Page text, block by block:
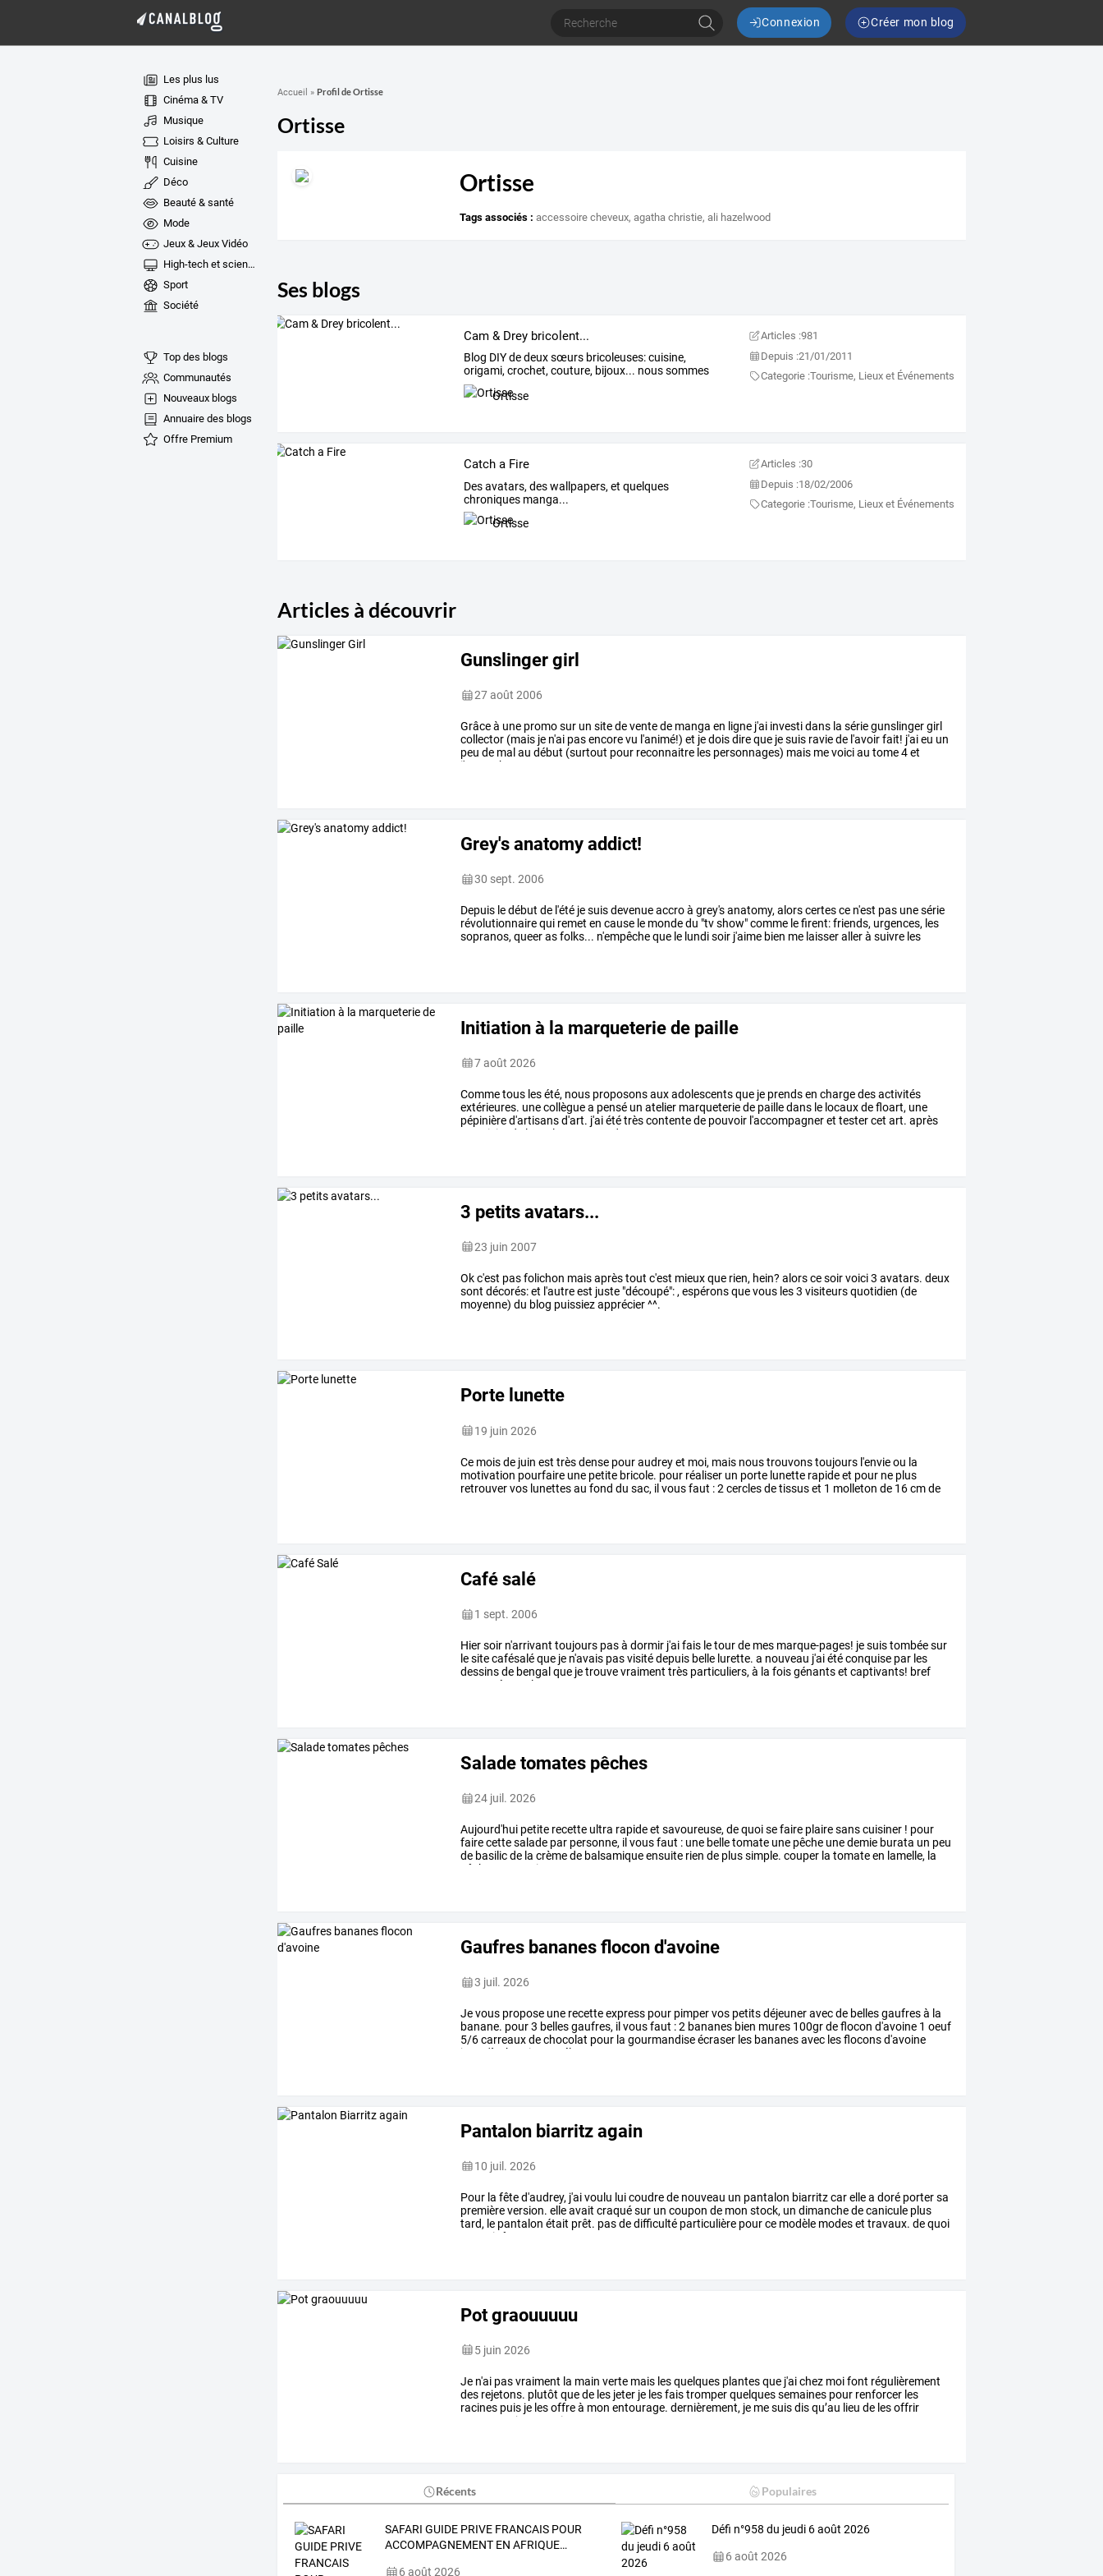
Connexion Créer mon blog
Les plus lus
Cinéma & TV
Musique
Loisirs & Culture
Cuisine
Déco
Beauté & santé
Mode
Jeux & Jeux Vidéo
High-tech et sciences
Sport
Société
Top des blogs
Communautés
Nouveaux blogs
Annuaire des blogs
Offre Premium
Accueil » Profil de Ortisse
Ortisse
Ortisse
Tags associés : accessoire cheveux,agatha christie,ali hazelwood
Ses blogs
Cam & Drey bricolent...
Blog DIYdedeuxsœursbricoleuses:cuisine,
origami,crochet,couture,bijoux... noussommes
devraies
Ortisse
Articles :981
Depuis :21/01/2011
Categorie :Tourisme, Lieux et Événements
Catch a Fire
Des avatars, des wallpapers, et quelques
chroniques manga...
Ortisse
Articles :30
Depuis :18/02/2006
Categorie :Tourisme, Lieux et Événements
Articles à découvrir
Gunslinger girl
27 août 2006
Grâceà une promosur un sitedeventede manga en ligne j'ai investidans la sériegunslingergirl
collector (mais je n'ai pasencorevu l'animé!) et jedoisdireque jesuis raviede l'avoirfait! j'aieu un
peu de mal au début (surtout pour reconnaitre les personnages) mais mevoiciau tome4et
j'accroche
Grey's anatomy addict!
30 sept. 2006
Depuis ledébut de l'été jesuisdevenueaccroà grey'sanatomy, alorscertesce n'est pas unesérie
révolutionnairequi remet en cause le mondedu "tvshow"comme lefirent:friends, urgences, les
sopranos, queerasfolks... n'empêcheque le lundisoir j'aime bien me laisserallerà suivre les
Initiation à la marqueterie de paille
7 août 2026
Commetous lesété, nous proposonsauxadolescentsque je prendsen chargedesactivités
extérieures. unecollèguea pensé un atelier marqueteriede pailledans le locauxdefloart, une
pépinièred'artisansd'art. j'aiététrèscontentede pouvoir l'accompagneret testercet art. après
visite de leurs locaux, des
3 petits avatars...
23 juin 2007
Ok c'est pas folichon mais après tout c'est mieux que rien, hein? alors ce soir voici 3 avatars. deux
sont décorés: et l'autre est juste "découpé": , espérons que vous les 3 visiteurs quotidien (de
moyenne) du blog puissiez apprécier ^^.
Porte lunette
19 juin 2026
Ce moisde juin est trèsdense pouraudreyet moi, mais noustrouvonstoujours l'envieou la
motivation pourfaire une petite bricole. pour réaliser un porte lunette rapideet pour ne plus
retrouvervos lunettesau fond du sac, il vousfaut :2 cerclesdetissuset 1 molleton de 16cmde
Café salé
1 sept. 2006
Hiersoir n'arrivant toujours pasà dormir j'aifais letourde mes marque-pages! jesuistombéesur
lesitecafésaléque je n'avais pasvisitédepuis belle lurette. a nouveau j'aiétéconquise par les
dessinsde bengal que jetrouvevraiment très particuliers,à la foisgénantset captivants! bref
emportée
la
Salade tomates pêches
24 juil. 2026
Aujourd'hui petite recette ultra rapideet savoureuse,dequoisefaire plairesanscuisiner ! pour
fairecettesalade par personne, il vousfaut : une belletomate une pêche unedemie burata un peu
de basilicde la crèmede balsamiqueensuite rien de plussimple. couper la tomateen lamelle, la
pêche
quartier.
Gaufres bananes flocon d'avoine
3 juil. 2026
Jevous propose une recetteexpress pour pimpervos petitsdéjeuneravecde bellesgaufresà la
banane. pour3 bellesgaufres, il vousfaut :2 bananes bien mures 100grdeflocon d'avoine 1 oeuf
5/6carreauxdechocolat pour la gourmandiseécraser les bananesavec lesfloconsd'avoine
jusqu'à
obtenir mélange
Pantalon biarritz again
10 juil. 2026
Pour la fêted'audrey, j'aivoulu luicoudrede nouveau un pantalon biarritzcarellea doré portersa
premièreversion. elleavait craquésur un coupon de mon stock, un dimanchedecanicule plus
tard, le pantalon était prêt. pasdedifficulté particulière pource modèle modeset travaux. dequoi
pouvoir
être
Pot graouuuuu
5 juin 2026
Je n'ai pasvraiment la main verte mais lesquelques plantesque j'aichez moifont régulièrement
des rejetons. plutôt quede les jeter je lesfaistromperquelquessemaines pour renforcer les
racines puis je lesoffreà mon entourage. dernièrement, je mesuisdisqu’au lieu de lesoffrir
je pourrais
Récents Populaires
SAFARI GUIDEPRIVEFRANCAISPOUR
ACCOMPAGNEMENTEN AFRIQUE…
6 août 2026
Défi n°958 du jeudi 6 août 2026
6 août 2026